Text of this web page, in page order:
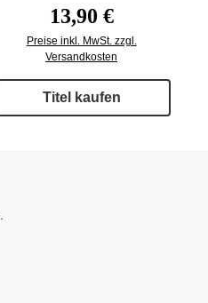
Regulärer Preis:
13,90 €
Preise inkl. MwSt. zzgl.
Versandkosten
Titel kaufen